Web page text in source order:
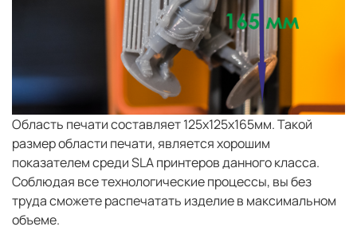
Область печати составляет 125х125х165мм. Такой
размер области печати, является хорошим
показателем среди SLA принтеров данного класса.
Соблюдая все технологические процессы, вы без
труда сможете распечатать изделие в максимальном
объеме.